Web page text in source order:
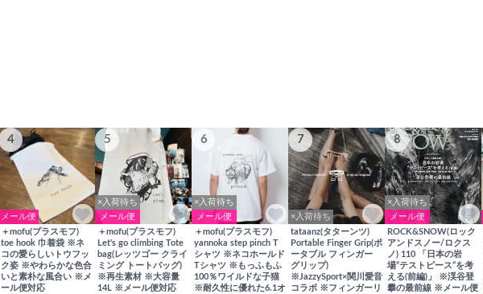
4
メール便
＋mofu(プラスモフ)
toe hook 巾着袋 ※ネ
コの愛らしいトウフッ
ク姿 ※やわらかな色合
いと素朴な風合い ※メ
ール便対応
5
×入荷待ち
メール便
＋mofu(プラスモフ)
Let's go climbing Tote
bag(レッツゴー クライ
ミング トートバッグ)
※再生素材 ※大容量
14L ※メール便対応
6
×入荷待ち
メール便
＋mofu(プラスモフ)
yannoka step pinch T
シャツ ※ネコホールド
Tシャツ ※もっふもふ
100％ワイルドな子猫
※耐久性に優れた6.1オ
7
×入荷待ち
tataanz(タターンツ)
Portable Finger Grip(ポ
ータブル フィンガー
グリップ)
※JazzySport×関川愛音
コラボ ※フィンガーリ
8
×入荷待ち
メール便
ROCK&SNOW(ロック
アンドスノー/ロクス
ノ) 110 「日本の岩
場“テストピース”を考
える(前編)」 ※渓谷登
攀の最前線 ※メール便